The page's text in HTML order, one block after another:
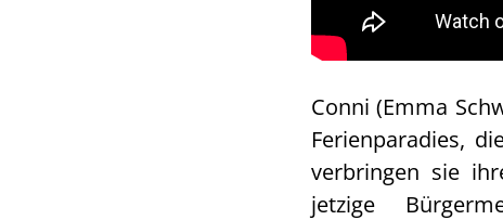
Conni (Emma
Ferienparadies,
verbringen sie
jetzige